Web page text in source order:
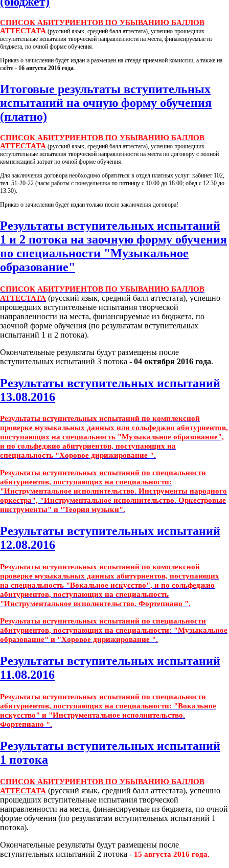
СПИСОК АБИТУРИЕНТОВ ПО УБЫВАНИЮ БАЛЛОВ
АТТЕСТАТА (русский язык, средний балл аттестата), успешно прошедших
вступительные испытания творческой направленности на места, финансируемые из
бюджета, по очной форме обучения.
Приказ о зачислении будет издан и размещен на стенде приемной комиссии, а также на
сайте - 16 августа 2016 года
Итоговые результаты вступительных
испытаний на очную форму обучения
(платно)
СПИСОК АБИТУРИЕНТОВ ПО УБЫВАНИЮ БАЛЛОВ
АТТЕСТАТА (русский язык, средний балл аттестата), успешно прошедших
вступительные испытания творческой направленности на места по договору с полной
компенсацией затрат по очной форме обучения.
Для заключения договора необходимо обратиться в отдел платных услуг: кабинет 102,
тел. 51-20-22 (часы работы с понедельника по пятницу с 10.00 до 18.00; обед с 12.30 до
13.30).
Приказ о зачислении будет издан только после заключения договора!
Результаты вступительных испытаний
1 и 2 потока на заочную форму обучения
по специальности "Музыкальное
образование"
СПИСОК АБИТУРИЕНТОВ ПО УБЫВАНИЮ БАЛЛОВ
АТТЕСТАТА (русский язык, средний балл аттестата), успешно
прошедших вступительные испытания творческой
направленности на места, финансируемые из бюджета, по
заочной форме обучения (по результатам вступительных
испытаний 1 и 2 потока).
Окончательные результаты будут размещены после
вступительных испытаний 3 потока - 04 октября 2016 года.
Результаты вступительных испытаний
13.08.2016
Результаты вступительных испытаний по комплексной
проверке музыкальных данных или сольфеджио абитуриентов,
поступающих на специальность "Музыкальное образование",
и по сольфеджио абитуриентов, поступающих на
специальность "Хоровое дирижирование ".
Результаты вступительных испытаний по специальности
абитуриентов, поступающих на специальности:
"Инструментальное исполнительство. Инструменты народного
оркестра", "Инструментальное исполнительство. Оркестровые
инструменты" и "Теория музыки".
Результаты вступительных испытаний
12.08.2016
Результаты вступительных испытаний по комплексной
проверке музыкальных данных абитуриентов, поступающих
на специальность "Вокальное искусство", и по сольфеджио
абитуриентов, поступающих на специальность
"Инструментальное исполнительство. Фортепиано ".
Результаты вступительных испытаний по специальности
абитуриентов, поступающих на специальности: "Музыкальное
образование" и "Хоровое дирижирование ".
Результаты вступительных испытаний
11.08.2016
Результаты вступительных испытаний по специальности
абитуриентов, поступающих на специальности: "Вокальное
искусство" и "Инструментальное исполнительство.
Фортепиано ".
Результаты вступительных испытаний
1 потока
СПИСОК АБИТУРИЕНТОВ ПО УБЫВАНИЮ БАЛЛОВ
АТТЕСТАТА (русский язык, средний балл аттестата), успешно
прошедших вступительные испытания творческой
направленности на места, финансируемые из бюджета, по очной
форме обучения (по результатам вступительных испытаний 1
потока).
Окончательные результаты будут размещены после
вступительных испытаний 2 потока - 15 августа 2016 года.